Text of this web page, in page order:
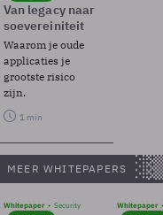
Van legacy naar
soevereiniteit
Waarom je oude
applicaties je
grootste risico
zijn.
1 min
MEER WHITEPAPERS
Whitepaper Security Whitepaper